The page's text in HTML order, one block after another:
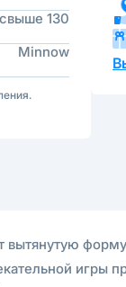
свыше 130
Minnow
игры